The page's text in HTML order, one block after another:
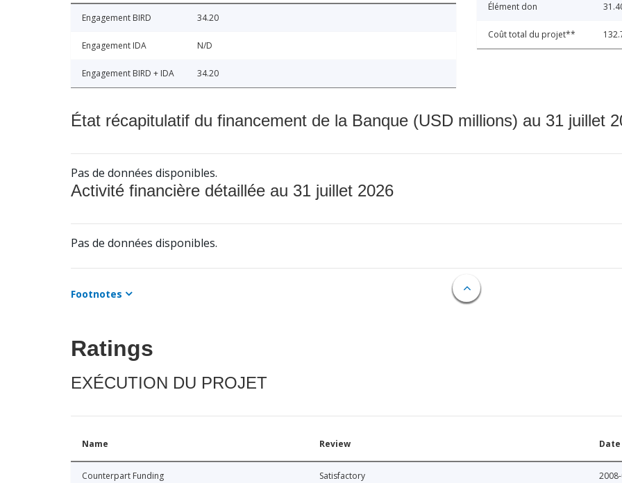
Engagement BIRD 34.20
Engagement IDA N/D
Engagement BIRD + IDA 34.20
Élément don
Coût total du projet**
État récapitulatif du financement de la Banque (USD millions) au 31 juillet
Pas de données disponibles.
Activité financière détaillée au 31 juillet 2026
Pas de données disponibles.
Footnotes
Ratings
EXÉCUTION DU PROJET
Name Review Date
Counterpart Funding Satisfactory